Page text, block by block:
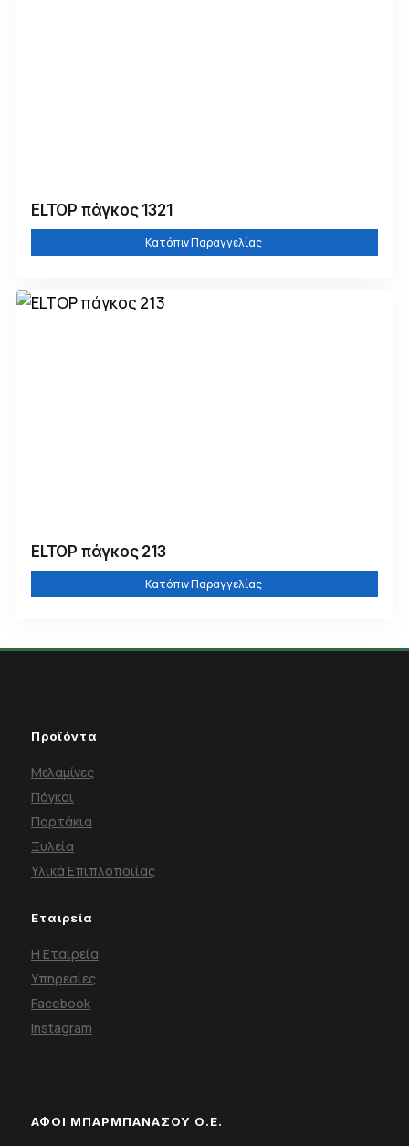
ELTOP πάγκος 1321
Κατόπιν Παραγγελίας
ELTOP πάγκος 213
Κατόπιν Παραγγελίας
Προϊόντα
Μελαμίνες
Πάγκοι
Πορτάκια
Ξυλεία
Υλικά Επιπλοποιίας
Εταιρεία
Η Εταιρεία
Υπηρεσίες
Facebook
Instagram
ΑΦΟΙ ΜΠΑΡΜΠΑΝΑΣΟΥ Ο.Ε.